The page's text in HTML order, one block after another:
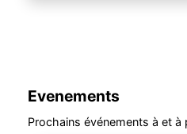
Evenements
Prochains événements à et